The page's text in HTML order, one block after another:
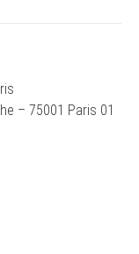
– 75001 Paris 01